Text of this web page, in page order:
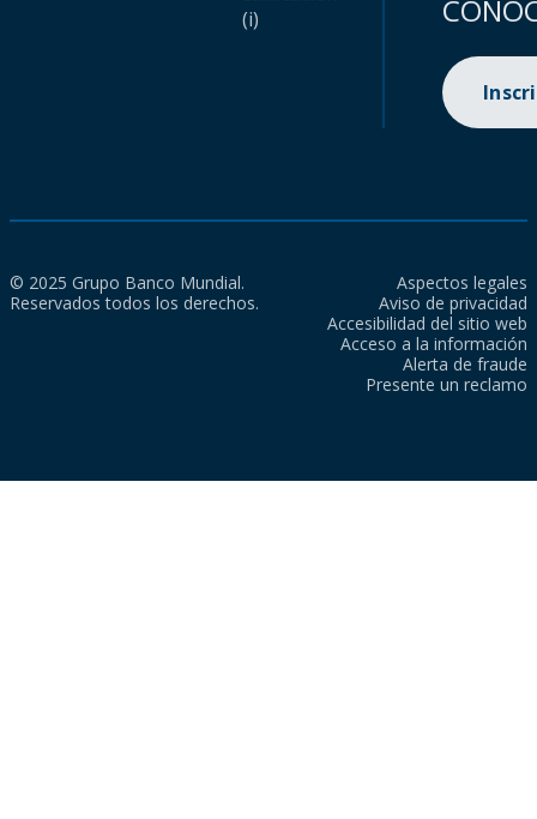
(i)
© 2025 Grupo Banco Mundial.
Reservados todos los derechos.
Aspectos legales
Aviso de privacidad
Accesibilidad del sitio web
Acceso a la información
Alerta de fraude
Presente un reclamo